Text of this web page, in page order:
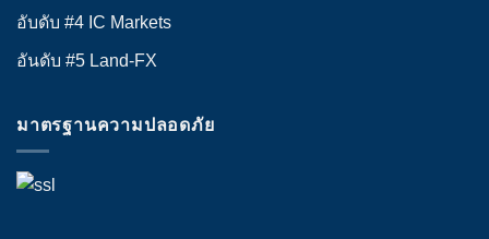
อับดับ #4 IC Markets
อันดับ #5 Land-FX
มาตรฐานความปลอดภัย